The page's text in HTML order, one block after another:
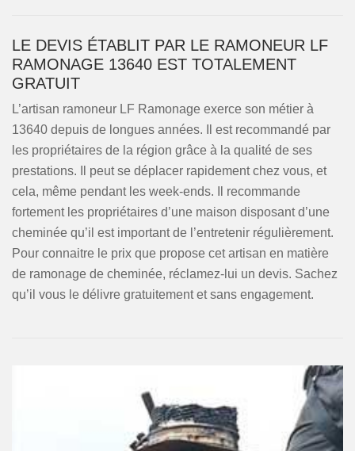
LE DEVIS ÉTABLIT PAR LE RAMONEUR LF
RAMONAGE 13640 EST TOTALEMENT
GRATUIT
L’artisan ramoneur LF Ramonage exerce son métier à
13640 depuis de longues années. Il est recommandé par
les propriétaires de la région grâce à la qualité de ses
prestations. Il peut se déplacer rapidement chez vous, et
cela, même pendant les week-ends. Il recommande
fortement les propriétaires d’une maison disposant d’une
cheminée qu’il est important de l’entretenir régulièrement.
Pour connaitre le prix que propose cet artisan en matière
de ramonage de cheminée, réclamez-lui un devis. Sachez
qu’il vous le délivre gratuitement et sans engagement.